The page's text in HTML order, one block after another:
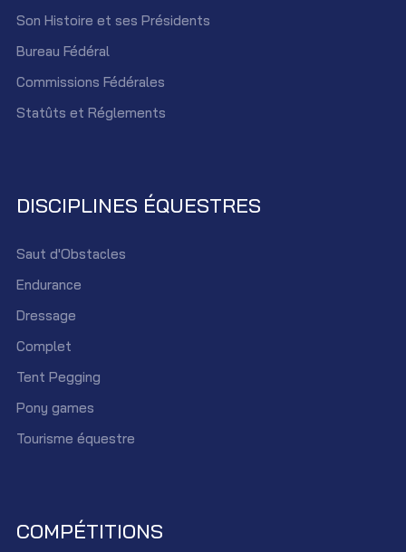
Son Histoire et ses Présidents
Bureau Fédéral
Commissions Fédérales
Statûts et Réglements
DISCIPLINES ÉQUESTRES
Saut d'Obstacles
Endurance
Dressage
Complet
Tent Pegging
Pony games
Tourisme équestre
COMPÉTITIONS